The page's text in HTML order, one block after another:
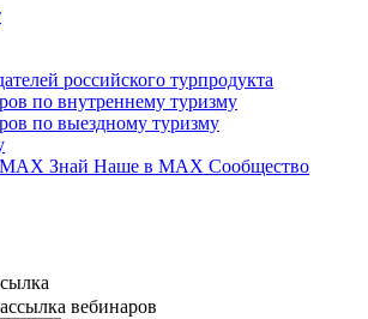
российского турпродукта
по внутреннему туризму
по выездному туризму
Знай Наше в MAX Сообщество
вебинаров